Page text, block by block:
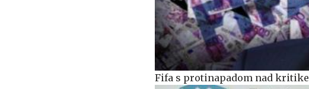
Fifa s protinapadom nad kritike